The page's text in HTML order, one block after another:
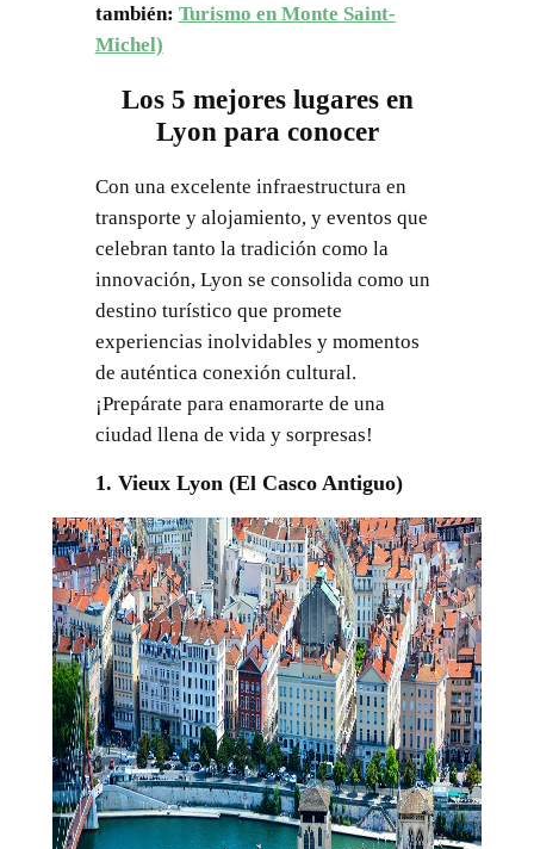
también: Turismo en Monte Saint-
Michel)
Los 5 mejores lugares en
Lyon para conocer
Con una excelente infraestructura en
transporte y alojamiento, y eventos que
celebran tanto la tradición como la
innovación, Lyon se consolida como un
destino turístico que promete
experiencias inolvidables y momentos
de auténtica conexión cultural.
¡Prepárate para enamorarte de una
ciudad llena de vida y sorpresas!
1. Vieux Lyon (El Casco Antiguo)